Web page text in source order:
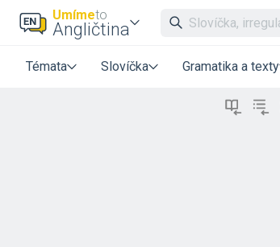
Umímeto
Angličtina
Témata Slovíčka Gramatika a texty